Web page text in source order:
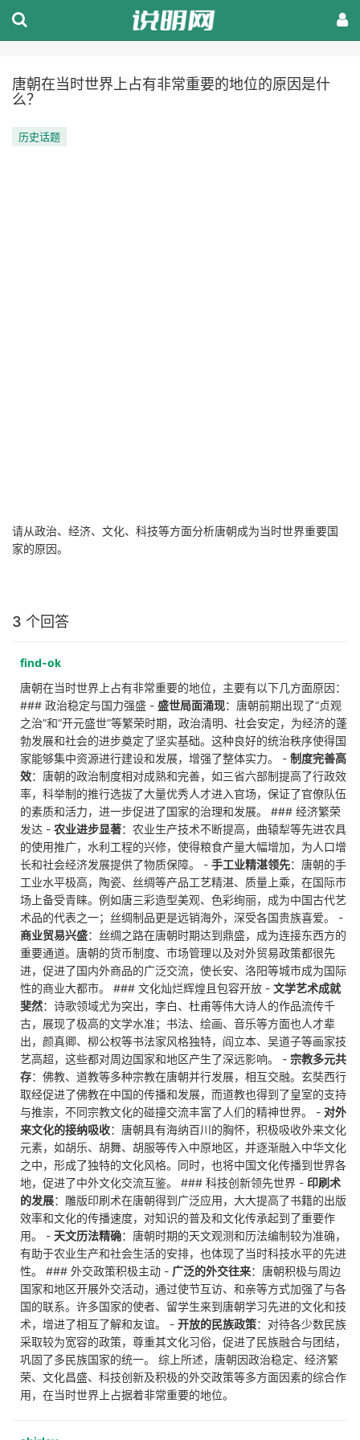
唐朝在当时世界上占有非常重要的地位的原因是什
么？
历史话题
请从政治、经济、文化、科技等方面分析唐朝成为当时世界重要国
家的原因。
3 个回答
find-ok
唐朝在当时世界上占有非常重要的地位，主要有以下几方面原因：
### 政治稳定与国力强盛 - 盛世局面涌现：唐朝前期出现了“贞观
之治”和“开元盛世”等繁荣时期，政治清明、社会安定，为经济的蓬
勃发展和社会的进步奠定了坚实基础。这种良好的统治秩序使得国
家能够集中资源进行建设和发展，增强了整体实力。 - 制度完善高
效：唐朝的政治制度相对成熟和完善，如三省六部制提高了行政效
率，科举制的推行选拔了大量优秀人才进入官场，保证了官僚队伍
的素质和活力，进一步促进了国家的治理和发展。 ### 经济繁荣
发达 - 农业进步显著：农业生产技术不断提高，曲辕犁等先进农具
的使用推广，水利工程的兴修，使得粮食产量大幅增加，为人口增
长和社会经济发展提供了物质保障。 - 手工业精湛领先：唐朝的手
工业水平极高，陶瓷、丝绸等产品工艺精湛、质量上乘，在国际市
场上备受青睐。例如唐三彩造型美观、色彩绚丽，成为中国古代艺
术品的代表之一；丝绸制品更是远销海外，深受各国贵族喜爱。 -
商业贸易兴盛：丝绸之路在唐朝时期达到鼎盛，成为连接东西方的
重要通道。唐朝的货币制度、市场管理以及对外贸易政策都很先
进，促进了国内外商品的广泛交流，使长安、洛阳等城市成为国际
性的商业大都市。 ### 文化灿烂辉煌且包容开放 - 文学艺术成就
斐然：诗歌领域尤为突出，李白、杜甫等伟大诗人的作品流传千
古，展现了极高的文学水准；书法、绘画、音乐等方面也人才辈
出，颜真卿、柳公权等书法家风格独特，阎立本、吴道子等画家技
艺高超，这些都对周边国家和地区产生了深远影响。 - 宗教多元共
存：佛教、道教等多种宗教在唐朝并行发展，相互交融。玄奘西行
取经促进了佛教在中国的传播和发展，而道教也得到了皇室的支持
与推崇，不同宗教文化的碰撞交流丰富了人们的精神世界。 - 对外
来文化的接纳吸收：唐朝具有海纳百川的胸怀，积极吸收外来文化
元素，如胡乐、胡舞、胡服等传入中原地区，并逐渐融入中华文化
之中，形成了独特的文化风格。同时，也将中国文化传播到世界各
地，促进了中外文化交流互鉴。 ### 科技创新领先世界 - 印刷术
的发展：雕版印刷术在唐朝得到广泛应用，大大提高了书籍的出版
效率和文化的传播速度，对知识的普及和文化传承起到了重要作
用。 - 天文历法精确：唐朝时期的天文观测和历法编制较为准确，
有助于农业生产和社会生活的安排，也体现了当时科技水平的先进
性。 ### 外交政策积极主动 - 广泛的外交往来：唐朝积极与周边
国家和地区开展外交活动，通过使节互访、和亲等方式加强了与各
国的联系。许多国家的使者、留学生来到唐朝学习先进的文化和技
术，增进了相互了解和友谊。 - 开放的民族政策：对待各少数民族
采取较为宽容的政策，尊重其文化习俗，促进了民族融合与团结，
巩固了多民族国家的统一。 综上所述，唐朝因政治稳定、经济繁
荣、文化昌盛、科技创新及积极的外交政策等多方面因素的综合作
用，在当时世界上占据着非常重要的地位。